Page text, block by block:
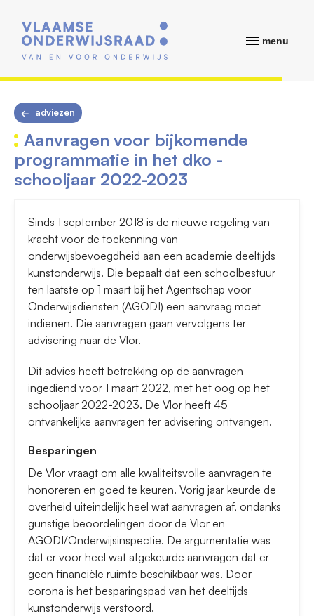
menu
adviezen
Aanvragen voor bijkomende
programmatie in het dko -
schooljaar 2022-2023
Sinds 1 september 2018 is de nieuwe regeling van
kracht voor de toekenning van
onderwijsbevoegdheid aan een academie deeltijds
kunstonderwijs. Die bepaalt dat een schoolbestuur
ten laatste op 1 maart bij het Agentschap voor
Onderwijsdiensten (AGODI) een aanvraag moet
indienen. Die aanvragen gaan vervolgens ter
advisering naar de Vlor.
Dit advies heeft betrekking op de aanvragen
ingediend voor 1 maart 2022, met het oog op het
schooljaar 2022-2023. De Vlor heeft 45
ontvankelijke aanvragen ter advisering ontvangen.
Besparingen
De Vlor vraagt om alle kwaliteitsvolle aanvragen te
honoreren en goed te keuren. Vorig jaar keurde de
overheid uiteindelijk heel wat aanvragen af, ondanks
gunstige beoordelingen door de Vlor en
AGODI/Onderwijsinspectie. De argumentatie was
dat er voor heel wat afgekeurde aanvragen dat er
geen financiële ruimte beschikbaar was. Door
corona is het besparingspad van het deeltijds
kunstonderwijs verstoord.